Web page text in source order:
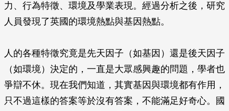
力、行為特徵、環境及學業表現。經過分析之後，研究
人員發現了英國的環境熱點與基因熱點。
人的各種特徵究竟是先天因子（如基因）還是後天因子
（如環境）決定的，一直是大眾感興趣的問題，學者也
爭辯不休。現在我們知道，其實基因與環境都有作用，
只不過這樣的答案等於沒有答案，不能滿足好奇心。國